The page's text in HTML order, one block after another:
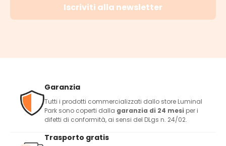
Iscriviti alla newsletter
Garanzia
Tutti i prodotti commercializzati dallo store Luminal
Park sono coperti dalla garanzia di 24 mesi per i
difetti di conformità, ai sensi del DLgs n. 24/02.
Trasporto gratis